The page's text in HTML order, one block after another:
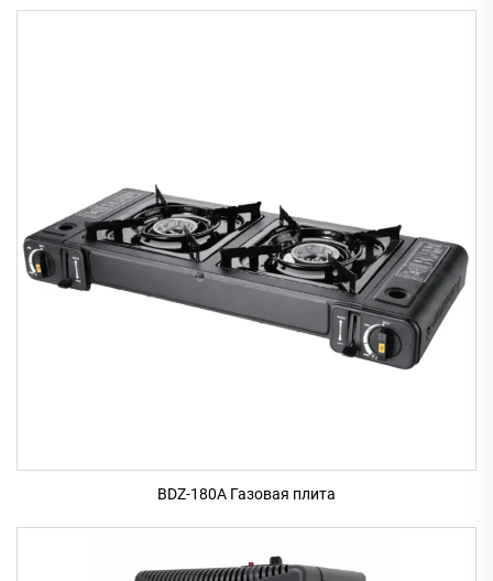
BDZ-180A Газовая плита